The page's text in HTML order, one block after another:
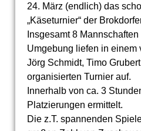
24. März (endlich) das
„Käseturnier“ der
Insgesamt 8
Umgebung liefen in einem
Jörg Schmidt, Timo
organisierten Turnier auf.
Innerhalb von ca. 3
Platzierungen ermittelt.
Die z.T. spannenden